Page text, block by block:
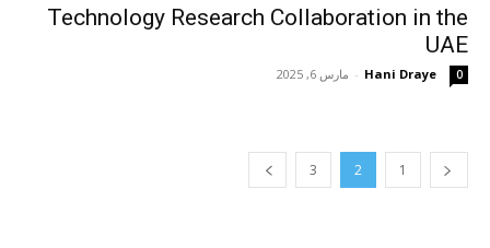
Technology Research Collaboration in the
UAE
Hani Draye
- مارس 6, 2025 0
1
2
3